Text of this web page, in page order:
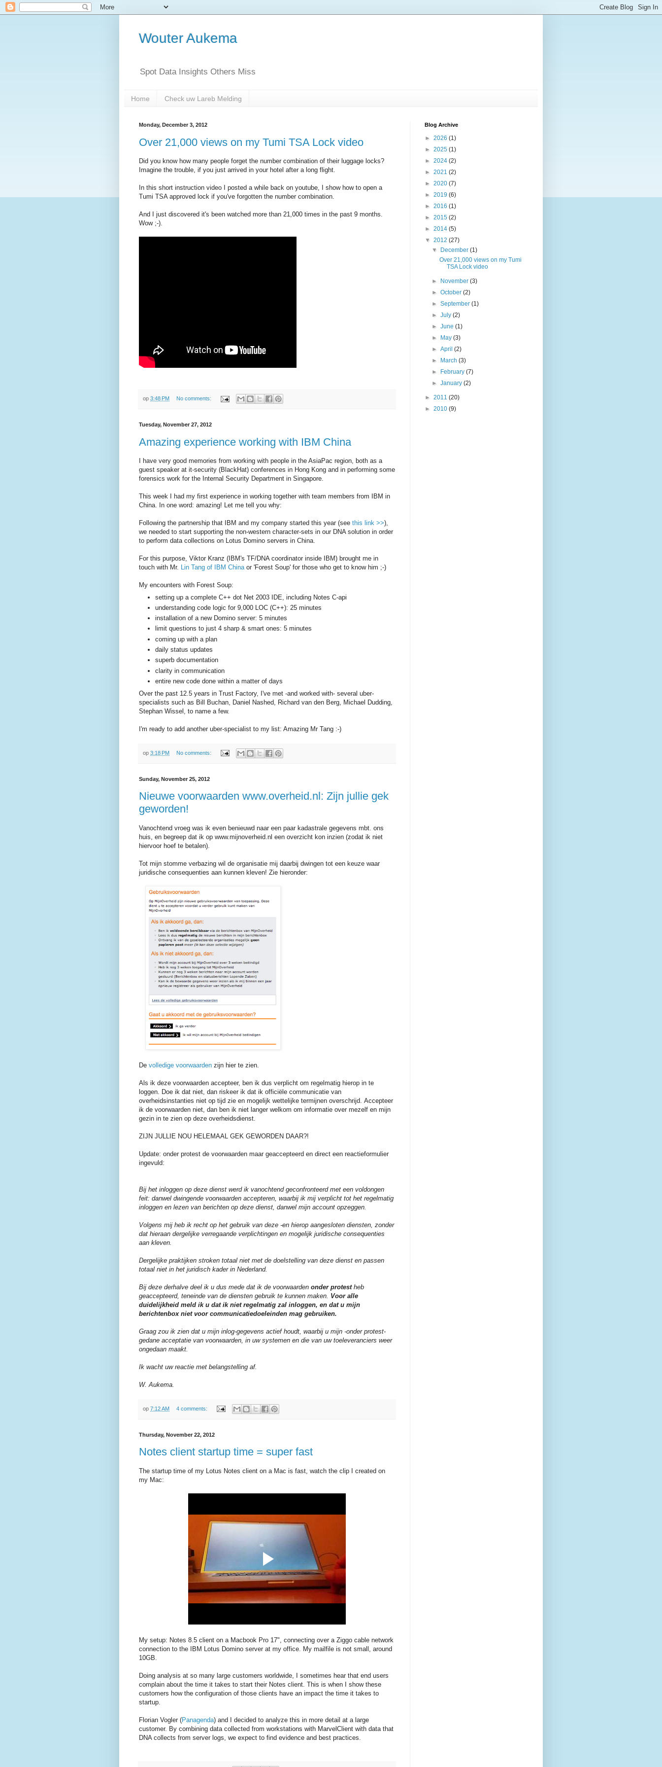
Wouter Aukema
Spot Data Insights Others Miss
Home Check uw Lareb Melding
Monday, December 3, 2012
Over 21,000 views on my Tumi TSA Lock video
Did you know how many people forget the number combination of their luggage locks?
Imagine the trouble, if you just arrived in your hotel after a long flight.
In this short instruction video I posted a while back on youtube, I show how to open a
Tumi TSA approved lock if you've forgotten the number combination.
And I just discovered it's been watched more than 21,000 times in the past 9 months.
Wow ;-).
op 3:48 PM No comments:
Tuesday, November 27, 2012
Amazing experience working with IBM China
I have very good memories from working with people in the AsiaPac region, both as a
guest speaker at it-security (BlackHat) conferences in Hong Kong and in performing some
forensics work for the Internal Security Department in Singapore.
This week I had my first experience in working together with team members from IBM in
China. In one word: amazing! Let me tell you why:
Following the partnership that IBM and my company started this year (see this link >>),
we needed to start supporting the non-western character-sets in our DNA solution in order
to perform data collections on Lotus Domino servers in China.
For this purpose, Viktor Kranz (IBM's TF/DNA coordinator inside IBM) brought me in
touch with Mr.
Lin Tang of IBM China or 'Forest Soup' for those who get to know him ;-)
My encounters with Forest Soup:
setting up a complete C++ dot Net 2003 IDE, including Notes C-api
understanding code logic for 9,000 LOC (C++): 25 minutes
installation of a new Domino server: 5 minutes
limit questions to just 4 sharp & smart ones: 5 minutes
coming up with a plan
daily status updates
superb documentation
clarity in communication
entire new code done within a matter of days
Over the past 12.5 years in Trust Factory, I've met -and worked with- several uber-
specialists such as Bill Buchan, Daniel Nashed, Richard van den Berg, Michael Dudding,
Stephan Wissel, to name a few.
I'm ready to add another uber-specialist to my list: Amazing Mr Tang :-)
op 3:18 PM No comments:
Sunday, November 25, 2012
Nieuwe voorwaarden www.overheid.nl: Zijn jullie gek
geworden!
Vanochtend vroeg was ik even benieuwd naar een paar kadastrale gegevens mbt. ons
huis, en begreep dat ik op www.mijnoverheid.nl een overzicht kon inzien (zodat ik niet
hiervoor hoef te betalen).
Tot mijn stomme verbazing wil de organisatie mij daarbij dwingen tot een keuze waar
juridische consequenties aan kunnen kleven! Zie hieronder:
De volledige voorwaarden zijn hier te zien.
Als ik deze voorwaarden accepteer, ben ik dus verplicht om regelmatig hierop in te
loggen. Doe ik dat niet, dan riskeer ik dat ik officiële communicatie van
overheidsinstanties niet op tijd zie en mogelijk wettelijke termijnen overschrijd. Accepteer
ik de voorwaarden niet, dan ben ik niet langer welkom om informatie over mezelf en mijn
gezin in te zien op deze overheidsdienst.
ZIJN JULLIE NOU HELEMAAL GEK GEWORDEN DAAR?!
Update: onder protest de voorwaarden maar geaccepteerd en direct een reactieformulier
ingevuld:
Bij het inloggen op deze dienst werd ik vanochtend geconfronteerd met een voldongen
feit: danwel dwingende voorwaarden accepteren, waarbij ik mij verplicht tot het regelmatig
inloggen en lezen van berichten op deze dienst, danwel mijn account opzeggen.
Volgens mij heb ik recht op het gebruik van deze -en hierop aangesloten diensten, zonder
dat hieraan dergelijke verregaande verplichtingen en mogelijk juridische consequenties
aan kleven.
Dergelijke praktijken stroken totaal niet met de doelstelling van deze dienst en passen
totaal niet in het juridisch kader in Nederland.
Bij deze derhalve deel ik u dus mede dat ik de voorwaarden onder protest heb
geaccepteerd, teneinde van de diensten gebruik te kunnen maken. Voor alle
duidelijkheid meld ik u dat ik niet regelmatig zal inloggen, en dat u mijn
berichtenbox niet voor communicatiedoeleinden mag gebruiken.
Graag zou ik zien dat u mijn inlog-gegevens actief houdt, waarbij u mijn -onder protest-
gedane acceptatie van voorwaarden, in uw systemen en die van uw toeleveranciers weer
ongedaan maakt.
Ik wacht uw reactie met belangstelling af.
W. Aukema.
op 7:12 AM 4 comments:
Thursday, November 22, 2012
Notes client startup time = super fast
The startup time of my Lotus Notes client on a Mac is fast, watch the clip I created on
my Mac:
My setup: Notes 8.5 client on a Macbook Pro 17", connecting over a Ziggo cable network
connection to the IBM Lotus Domino server at my office. My mailfile is not small, around
10GB.
Doing analysis at so many large customers worldwide, I sometimes hear that end users
complain about the time it takes to start their Notes client. This is when I show these
customers how the configuration of those clients have an impact the time it takes to
startup.
Florian Vogler (Panagenda) and I decided to analyze this in more detail at a large
customer. By combining data collected from workstations with MarvelClient with data that
DNA collects from server logs, we expect to find evidence and best practices.
Blog Archive
► 2026 (1)
► 2025 (1)
► 2024 (2)
► 2021 (2)
► 2020 (7)
► 2019 (6)
► 2016 (1)
► 2015 (2)
► 2014 (5)
▼ 2012 (27)
▼
December(1)
Over 21,000 views on my Tumi
TSA Lock video
► November(3)
►October(2)
►September(1)
►July(2)
►June(1)
►
May(3)
►April(2)
►
March(3)
►
February(7)
►January(2)
► 2011 (20)
► 2010 (9)